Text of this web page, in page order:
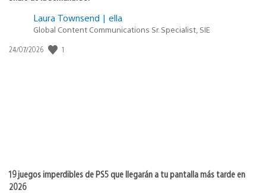
Laura Townsend | ella
Global Content Communications Sr. Specialist, SIE
Fecha
24/07/2026 1
19 juegos imperdibles de PS5 que llegarán a tu pantalla más tarde en
2026